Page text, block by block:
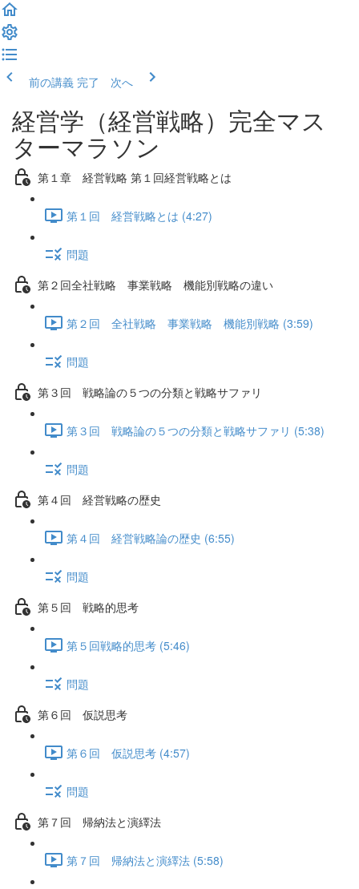
前の講義 完了 次へ
経営学（経営戦略）完全マス
ターマラソン
第１章 経営戦略 第１回経営戦略とは
第１回 経営戦略とは (4:27)
問題
第２回全社戦略 事業戦略 機能別戦略の違い
第２回 全社戦略 事業戦略 機能別戦略 (3:59)
問題
第３回 戦略論の５つの分類と戦略サファリ
第３回 戦略論の５つの分類と戦略サファリ (5:38)
問題
第４回 経営戦略の歴史
第４回 経営戦略論の歴史 (6:55)
問題
第５回 戦略的思考
第５回戦略的思考 (5:46)
問題
第６回 仮説思考
第６回 仮説思考 (4:57)
問題
第７回 帰納法と演繹法
第７回 帰納法と演繹法 (5:58)